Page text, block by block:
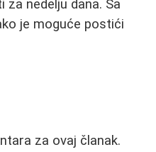
za nedelju dana. Sa
je moguće postići
za ovaj članak.